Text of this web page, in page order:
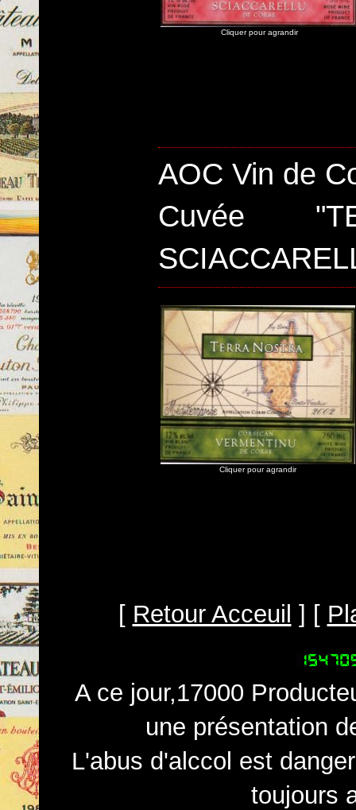
Cliquer pour agrandir
AOC Vin de
Cuvée
Cliquer pour agrandir
[ Retour Acceuil ] [
A ce jour,17000
une présentation
L'abus d'alccol est
toujours